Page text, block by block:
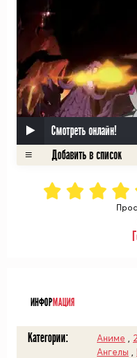
Смотреть онлайн!
ИНФОРМАЦИЯ
Категории: Аниме
Ангелы